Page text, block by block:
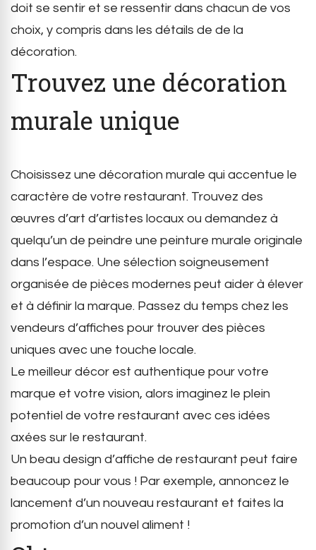
doit se sentir et se ressentir dans chacun de vos
choix, y compris dans les détails de de la
décoration.
Trouvez une décoration
murale unique
Choisissez une décoration murale qui accentue le
caractère de votre restaurant. Trouvez des
œuvres d’art d’artistes locaux ou demandez à
quelqu’un de peindre une peinture murale originale
dans l’espace. Une sélection soigneusement
organisée de pièces modernes peut aider à élever
et à définir la marque. Passez du temps chez les
vendeurs d’affiches pour trouver des pièces
uniques avec une touche locale.
Le meilleur décor est authentique pour votre
marque et votre vision, alors imaginez le plein
potentiel de votre restaurant avec ces idées
axées sur le restaurant.
Un beau design d’affiche de restaurant peut faire
beaucoup pour vous ! Par exemple, annoncez le
lancement d’un nouveau restaurant et faites la
promotion d’un nouvel aliment !